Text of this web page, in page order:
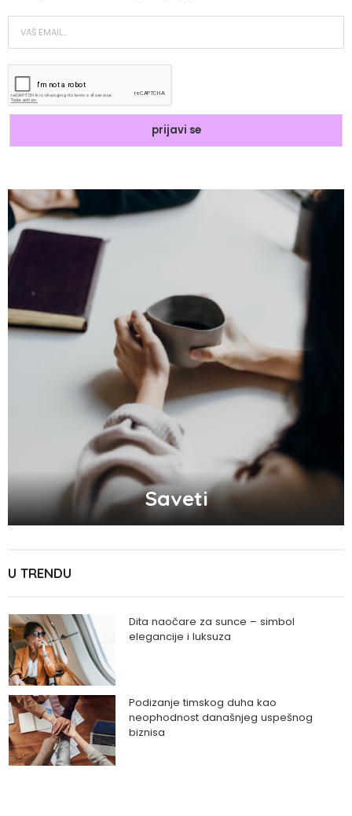
Saveti
U TRENDU
Dita naočare za sunce – simbol
elegancije i luksuza
Podizanje timskog duha kao
neophodnost današnjeg uspešnog
biznisa